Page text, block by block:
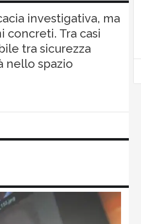
investigativa, ma
concreti. Tra casi
tra sicurezza
nello spazio